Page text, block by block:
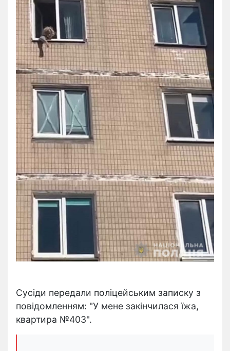
Сусіди передали поліцейським записку з
повідомленням: "У мене закінчилася їжа,
квартира №403".